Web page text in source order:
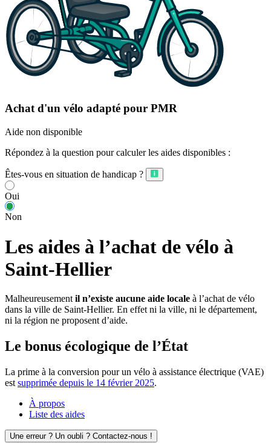
Achat d'un vélo adapté pour PMR
Aide non disponible
Répondez à la question pour calculer les aides disponibles :
Êtes-vous en situation de handicap ?
Oui
Non
Les aides à l’achat de vélo à
Saint-Hellier
Malheureusement il n’existe aucune aide locale à l’achat de vélo
dans la ville de Saint-Hellier. En effet ni la ville, ni le département,
ni la région ne proposent d’aide.
Le bonus écologique de l’État
La prime à la conversion pour un vélo à assistance électrique (VAE)
est supprimée depuis le 14 février 2025.
À propos
Liste des aides
Une erreur ? Un oubli ? Contactez-nous !